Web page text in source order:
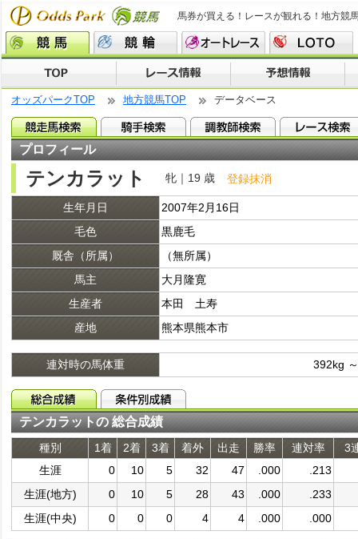
馬券が買える！レースが観れる！地方競
オッズパークTOP 地方競馬TOP データベース
プロフィール
テンカラット 牝｜19 歳 登録抹消
生年月日
2007年2月16日
毛色
黒鹿毛
厩舎（所属）
（無所属）
馬主
大月隆寛
生産者
本田 土寿
産地
熊本県熊本市
連対時の馬体重 392kg
テンカラットの 総合成績
種別 1着 2着 3着 着外 出走 勝率 連対率
3
生涯
0 10 5 32 47 .000
.213
生涯(地方)
0 10 5 28 43 .000
.233
生涯(中央)
0 0 0 4 4 .000 .000